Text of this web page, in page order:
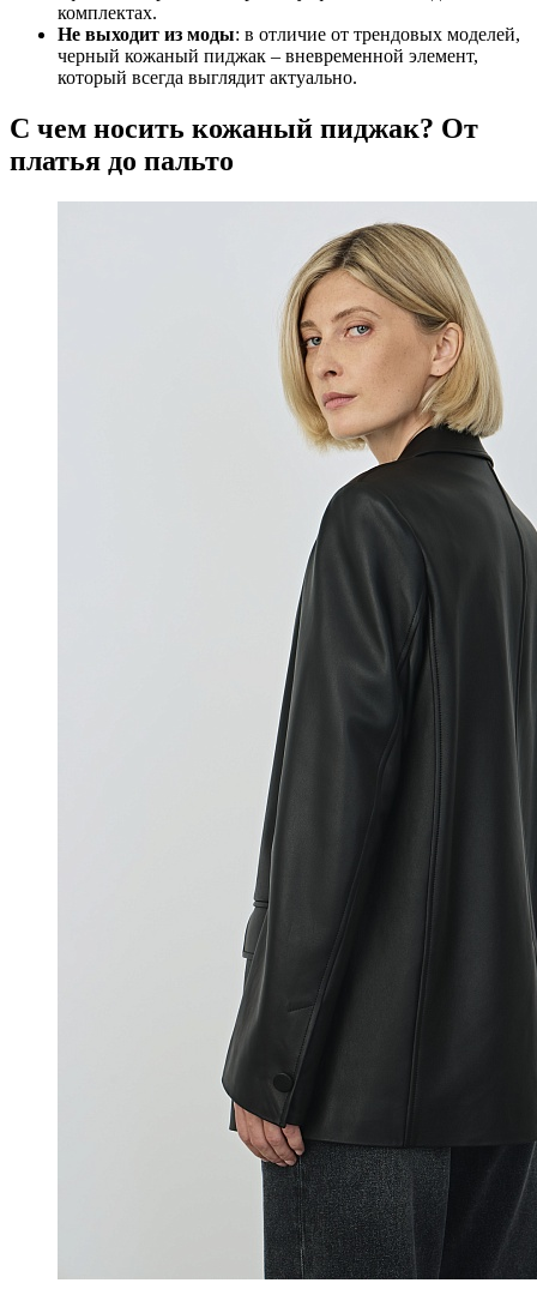
комплектах.
Не выходит из моды: в отличие от трендовых моделей,
черный кожаный пиджак – вневременной элемент,
который всегда выглядит актуально.
С чем носить кожаный пиджак? От
платья до пальто